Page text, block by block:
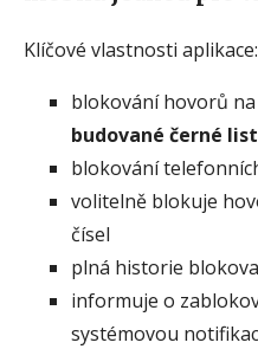
Klíčové vlastnosti aplikace:
blokování hovorů
budované černé
blokování
volitelně blokuje
čísel
plná historie
informuje o
systémovou